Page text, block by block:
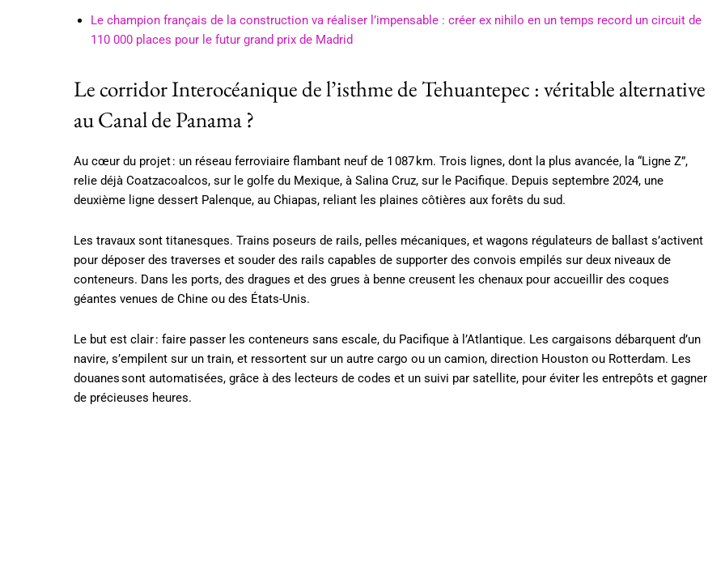
Le champion français de la construction va réaliser l’impensable : créer ex nihilo en un temps record un circuit de
110 000 places pour le futur grand prix de Madrid
Le corridor Interocéanique de l’isthme de Tehuantepec : véritable alternative
au Canal de Panama ?
Au cœur du projet : un réseau ferroviaire flambant neuf de 1 087 km. Trois lignes, dont la plus avancée, la “Ligne Z”,
relie déjà Coatzacoalcos, sur le golfe du Mexique, à Salina Cruz, sur le Pacifique. Depuis septembre 2024, une
deuxième ligne dessert Palenque, au Chiapas, reliant les plaines côtières aux forêts du sud.
Les travaux sont titanesques. Trains poseurs de rails, pelles mécaniques, et wagons régulateurs de ballast s’activent
pour déposer des traverses et souder des rails capables de supporter des convois empilés sur deux niveaux de
conteneurs. Dans les ports, des dragues et des grues à benne creusent les chenaux pour accueillir des coques
géantes venues de Chine ou des États-Unis.
Le but est clair : faire passer les conteneurs sans escale, du Pacifique à l’Atlantique. Les cargaisons débarquent d’un
navire, s’empilent sur un train, et ressortent sur un autre cargo ou un camion, direction Houston ou Rotterdam. Les
douanes sont automatisées, grâce à des lecteurs de codes et un suivi par satellite, pour éviter les entrepôts et gagner
de précieuses heures.